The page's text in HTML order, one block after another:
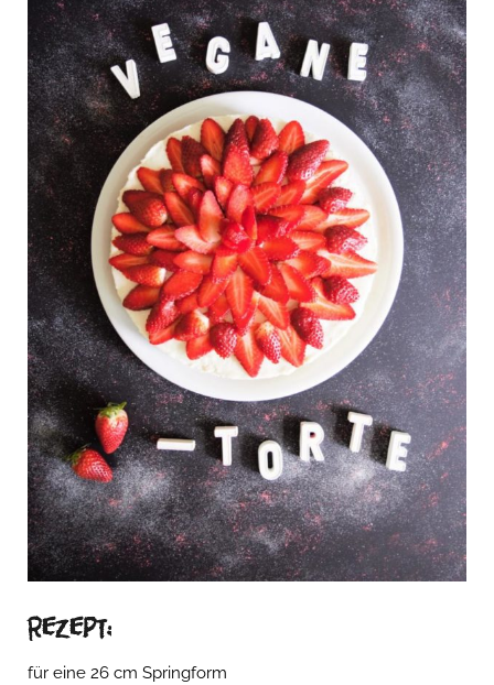
Rezept:
für eine 26 cm Springform